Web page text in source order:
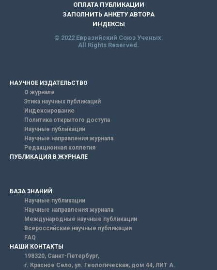
ОПЛАТА ПУБЛИКАЦИИ
ЗАПОЛНИТЬ АНКЕТУ АВТОРА
ИНДЕКСЫ
© 2022 Евразийский Союз Ученых.
All Rights Reserved.
НАУЧНОЕ ИЗДАТЕЛЬСТВО
О журнале
Этика научных публикаций
Индексирование
Политика открытого доступа
Научные публикации
Научные направления журнала
Редакционная коллегия
ПУБЛИКАЦИЯ В ЖУРНАЛЕ
БАЗА ЗНАНИЙ
Научные публикации
Научные направления журнала
Международные научные публикации
Всероссийские научные публикации
FAQ
НАШИ КОНТАКТЫ
198320, Санкт-Петербург,
г. Красное Село, ул. Геологическая, дом 44, ЛИТ А.